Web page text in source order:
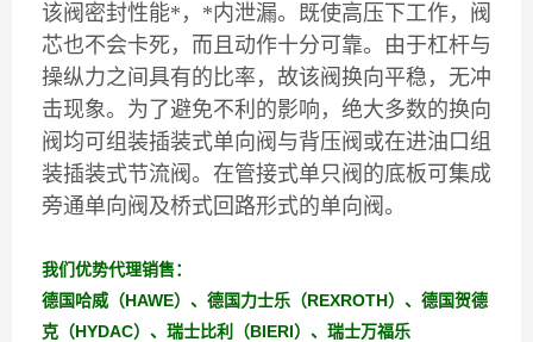
该阀密封性能*，*内泄漏。既使高压下工作，阀
芯也不会卡死，而且动作十分可靠。由于杠杆与
操纵力之间具有的比率，故该阀换向平稳，无冲
击现象。为了避免不利的影响，绝大多数的换向
阀均可组装插装式单向阀与背压阀或在进油口组
装插装式节流阀。在管接式单只阀的底板可集成
旁通单向阀及桥式回路形式的单向阀。
我们优势代理销售：
德国哈威（HAWE）、德国力士乐（REXROTH）、德国贺德
克（HYDAC）、瑞士比利（BIERI）、瑞士万福乐